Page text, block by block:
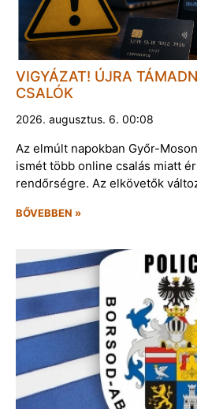
VIGYÁZAT! ÚJRA
CSALÓK
2026. augusztus. 6. 00:08
Az elmúlt napokban Győr-
ismét több online csalás miatt
rendőrségre. Az elkövetők
BŐVEBBEN »